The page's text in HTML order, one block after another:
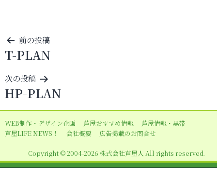
投
稿
ナ
ビ
ゲ
ー
シ
ン
前の投稿
T-PLAN
次の投稿
HP-PLAN
WEB制作・デザイン企画 芦屋おすすめ情報
芦屋情報・黒帯
芦屋LIFE NEWS！
会社概要 広告掲載のお問合せ
Copyright © 2004-2026 株式会社芦屋人 All rights reserved.